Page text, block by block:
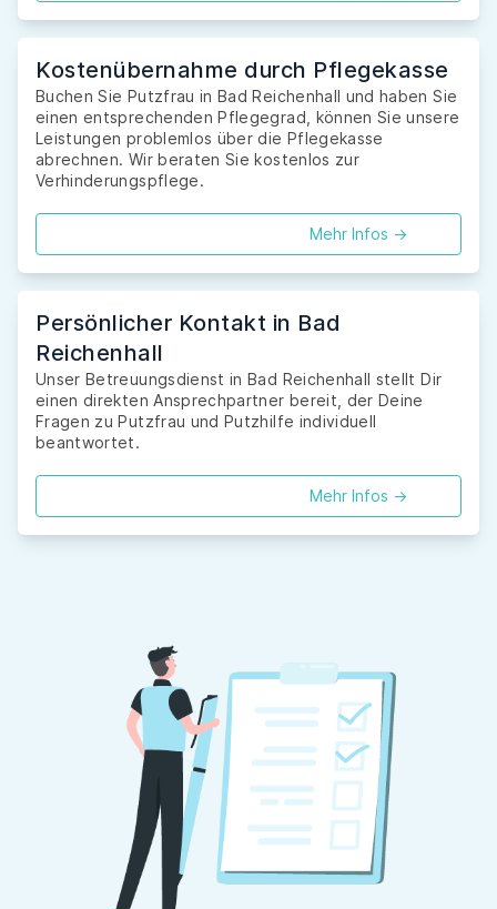
Kostenübernahme durch Pflegekasse
Buchen Sie Putzfrau in Bad Reichenhall und haben Sie
einen entsprechenden Pflegegrad, können Sie unsere
Leistungen problemlos über die Pflegekasse
abrechnen. Wir beraten Sie kostenlos zur
Verhinderungspflege.
Mehr Infos ->
Persönlicher Kontakt in Bad
Reichenhall
Unser Betreuungsdienst in Bad Reichenhall stellt Dir
einen direkten Ansprechpartner bereit, der Deine
Fragen zu Putzfrau und Putzhilfe individuell
beantwortet.
Mehr Infos ->